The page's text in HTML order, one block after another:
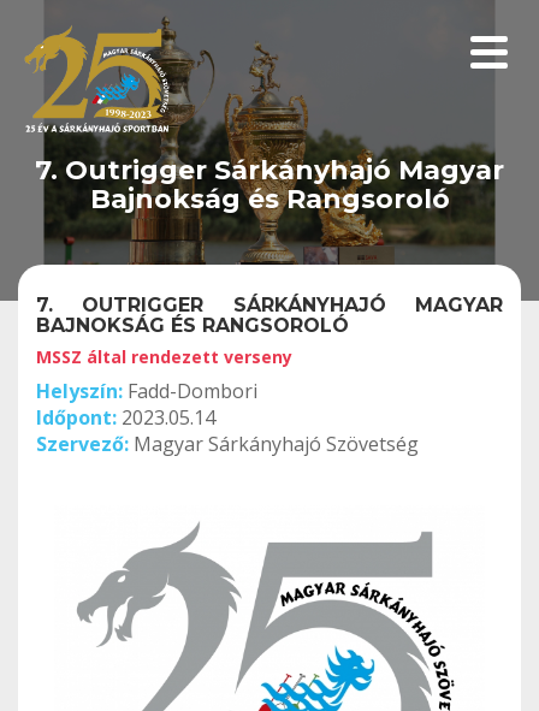
7. Outrigger Sárkányhajó Magyar
Bajnokság és Rangsoroló
7. OUTRIGGER SÁRKÁNYHAJÓ MAGYAR
BAJNOKSÁG ÉS RANGSOROLÓ
MSSZ által rendezett verseny
Helyszín: Fadd-Dombori
Időpont: 2023.05.14
Szervező: Magyar Sárkányhajó Szövetség